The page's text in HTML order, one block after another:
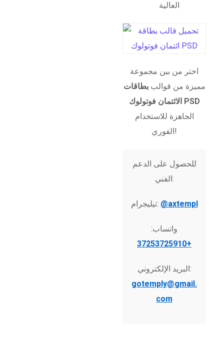
العالية
اختر من بين مجموعة
مميزة من قوالببطاقات
الائتمان فوتولوك PSD
الجاهزة للاستخدام
الفوري!
للحصول على الدعم
الفني:
تيليجرام: @axtempl
واتساب:
+37253725910
البريد الإلكتروني:
gotemply@gmail.
com